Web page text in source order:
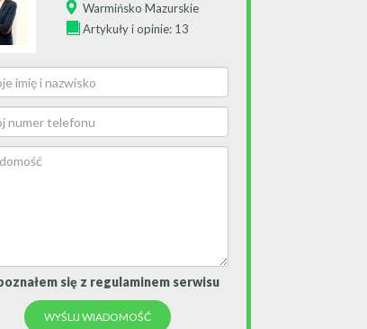
Warmińsko Mazurskie
Artykuły i opinie: 13
się z regulaminem serwisu